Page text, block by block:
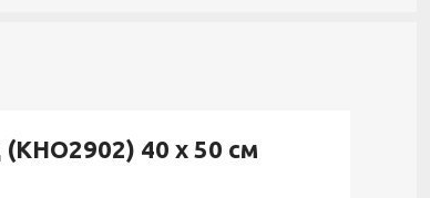
40 х 50 см